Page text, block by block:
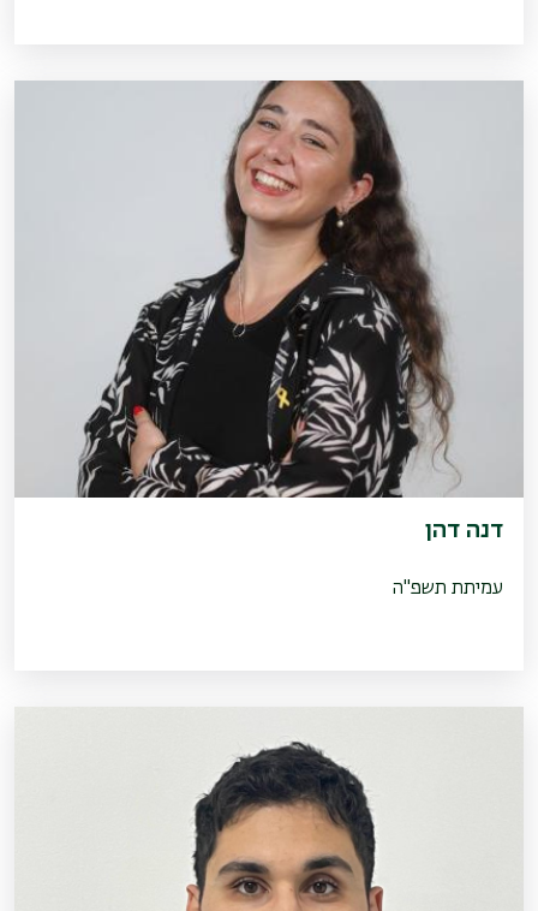
דנה דהן
עמיתת תשפ"ה